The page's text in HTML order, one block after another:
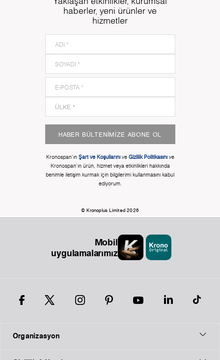
haberler, yeni ürünler ve
hizmetler
HABER BÜLTENIMIZE ABONE OL
Kronospan'ın Şart ve Koşullarınıve Gizlilik Politikasınıve
Kronospan'ın ürün, hizmet veya etkinlikleri hakkında
benimle iletişim kurmak için bilgilerimi kullanmasını kabul
ediyorum.
© Kronoplus Limited 2026
Mobil
uygulamalarımız
Organizasyon